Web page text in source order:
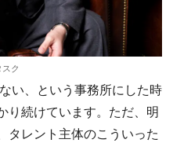
ク
ない、という事務所にした時
り続けています。ただ、明
タレント主体のこういった